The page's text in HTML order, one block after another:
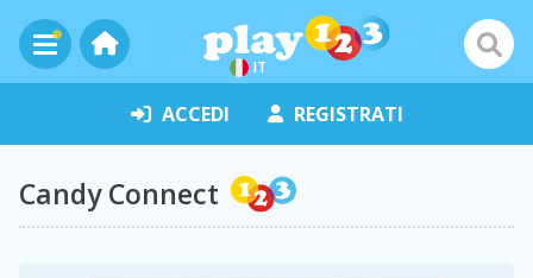
IT
ACCEDI REGISTRATI
Candy Connect